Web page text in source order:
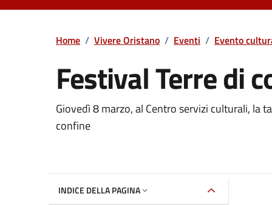
Home / Vivere Oristano / Eventi / Evento
Festival Terre di
Dettaglio
Giovedì 8 marzo, al Centro servizi culturali, la
confine
INDICE DELLA PAGINA